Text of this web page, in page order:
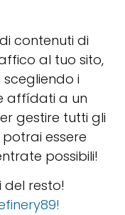
contenuti di
al tuo sito,
i
affídati a un
gestire tutti gli
essere
possibili!
del resto!